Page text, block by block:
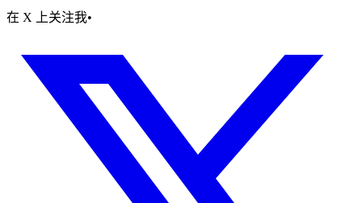
在 X 上关注我•